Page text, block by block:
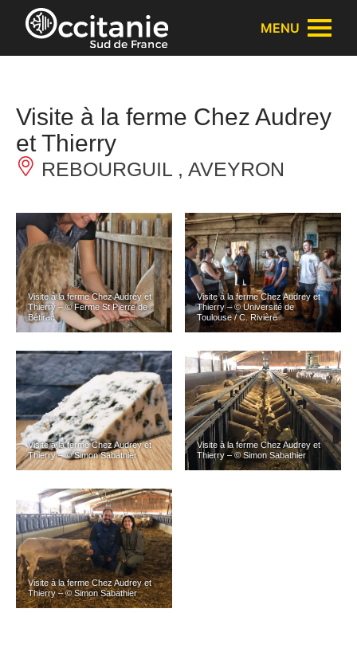
Panneau de gestion des cookies
MENU
Visite à la ferme Chez Audrey
et Thierry
REBOURGUIL , AVEYRON
Visite à la ferme Chez Audrey et
Thierry – © Ferme St Pierre de
Bétirac
Visite à la ferme Chez Audrey et
Thierry – © Université de
Toulouse / C. Rivière
Visite à la ferme Chez Audrey et
Thierry – © Simon Sabathier
Visite à la ferme Chez Audrey et
Thierry – © Simon Sabathier
Visite à la ferme Chez Audrey et
Thierry – © Simon Sabathier